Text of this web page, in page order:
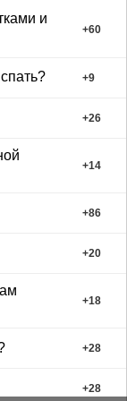
и
+60
+9
+26
+14
+86
+20
+18
+28
+28